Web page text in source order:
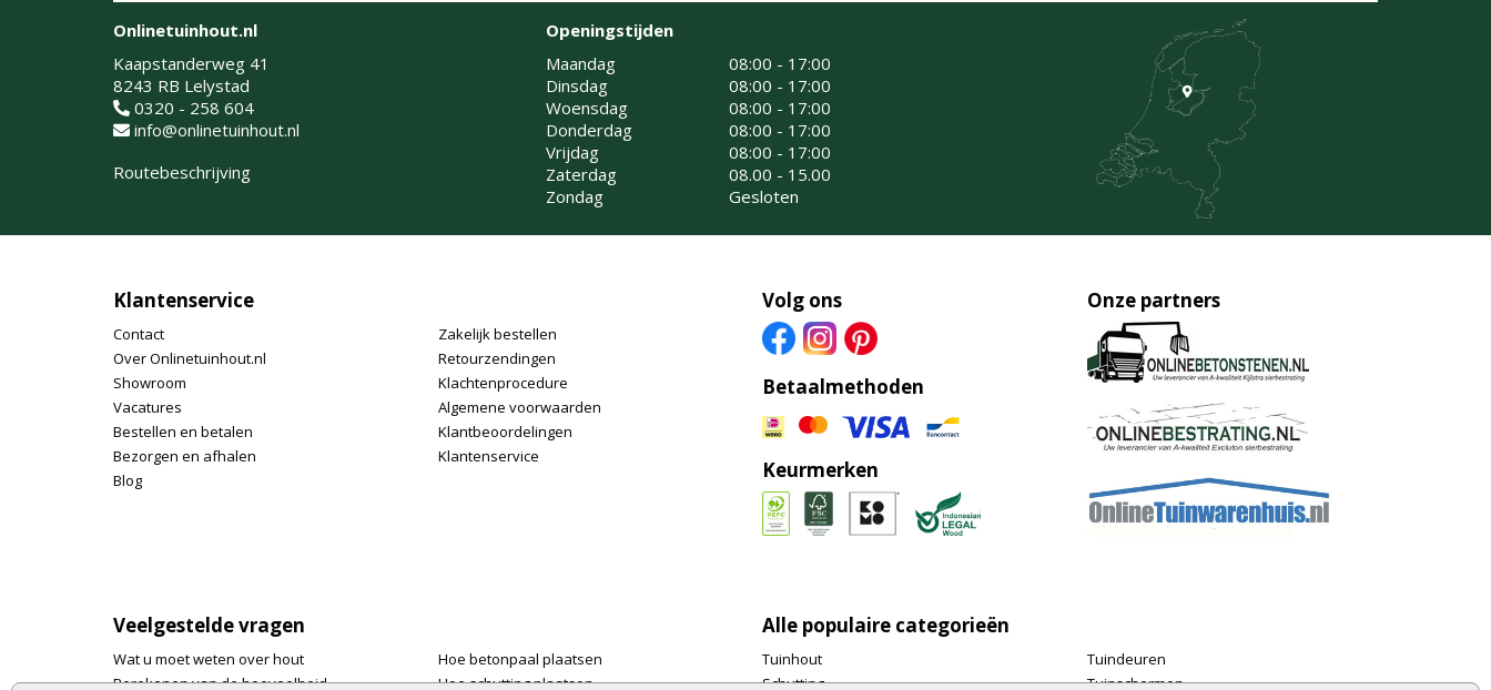
Onlinetuinhout.nl
Kaapstanderweg 41
8243 RB Lelystad
0320 - 258 604
info@onlinetuinhout.nl
Routebeschrijving
Openingstijden
Maandag
08:00 - 17:00
Dinsdag
08:00 - 17:00
Woensdag
08:00 - 17:00
Donderdag
08:00 - 17:00
Vrijdag
08:00 - 17:00
Zaterdag
08.00 - 15.00
Zondag
Gesloten
Klantenservice
Contact
Over Onlinetuinhout.nl
Showroom
Vacatures
Bestellen en betalen
Bezorgen en afhalen
Blog
Zakelijk bestellen
Retourzendingen
Klachtenprocedure
Algemene voorwaarden
Klantbeoordelingen
Klantenservice
Volg ons
Betaalmethoden
Keurmerken
Onze partners
Veelgestelde vragen
Wat u moet weten over hout
Berekenen van de hoeveelheid
Hoe betonpaal plaatsen
Hoe schutting plaatsen
Alle populaire categorieën
Tuinhout
Schutting
Tuindeuren
Tuinschermen